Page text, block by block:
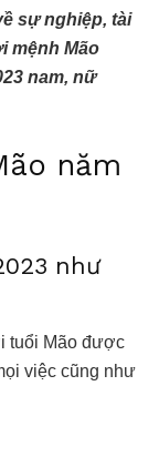
sự nghiệp, tài
mệnh Mão
nam, nữ
năm
như
tuổi Mão được
việc cũng như